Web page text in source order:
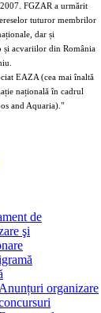
FGZAR a urmărit
tuturor membrilor
dar și
și acvariilor din România
EAZA (cea mai înaltă
națională în cadrul
and Aquaria)."
de
şi
Anunțuri organizare